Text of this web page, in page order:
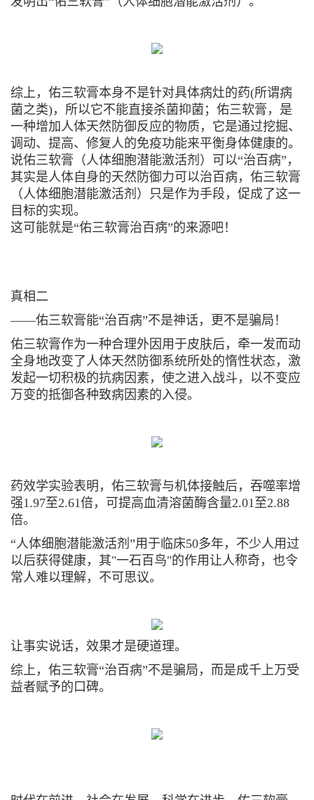
综上，佑三软膏本身不是针对具体病灶的药(所谓病
菌之类)，所以它不能直接杀菌抑菌；佑三软膏，是
一种增加人体天然防御反应的物质，它是通过挖掘、
调动、提高、修复人的免疫功能来平衡身体健康的。
说佑三软膏（人体细胞潜能激活剂）可以“治百病”，
其实是人体自身的天然防御力可以治百病，佑三软膏
（人体细胞潜能激活剂）只是作为手段，促成了这一
目标的实现。
这可能就是“佑三软膏治百病”的来源吧！
真相二
——佑三软膏能“治百病”不是神话，更不是骗局！
佑三软膏作为一种合理外因用于皮肤后，牵一发而动
全身地改变了人体天然防御系统所处的惰性状态，激
发起一切积极的抗病因素，使之进入战斗，以不变应
万变的抵御各种致病因素的入侵。
药效学实验表明， 佑三软膏与机体接触后，吞噬率增
强1.97至2.61倍，可提高血清溶菌酶含量2.01至2.88
倍。
“人体细胞潜能激活剂”用于临床50多年， 不少人用过
以后获得健康，其"一石百鸟"的作用让人称奇，也令
常人难以理解，不可思议。
让事实说话，效果才是硬道理。
综上，佑三软膏“治百病”不是骗局，而是成千上万受
益者赋予的口碑。